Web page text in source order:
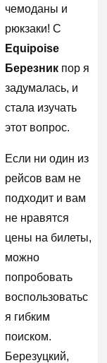
чемоданы и
рюкзаки! С
Equipoise
Березникпор я
задумалась, и
стала изучать
этот вопрос.
Если ни один из
рейсов вам не
подходит и вам
не нравятся
цены на билеты,
можно
попробовать
воспользоватьс
я гибким
поиском.
Березуцкий,